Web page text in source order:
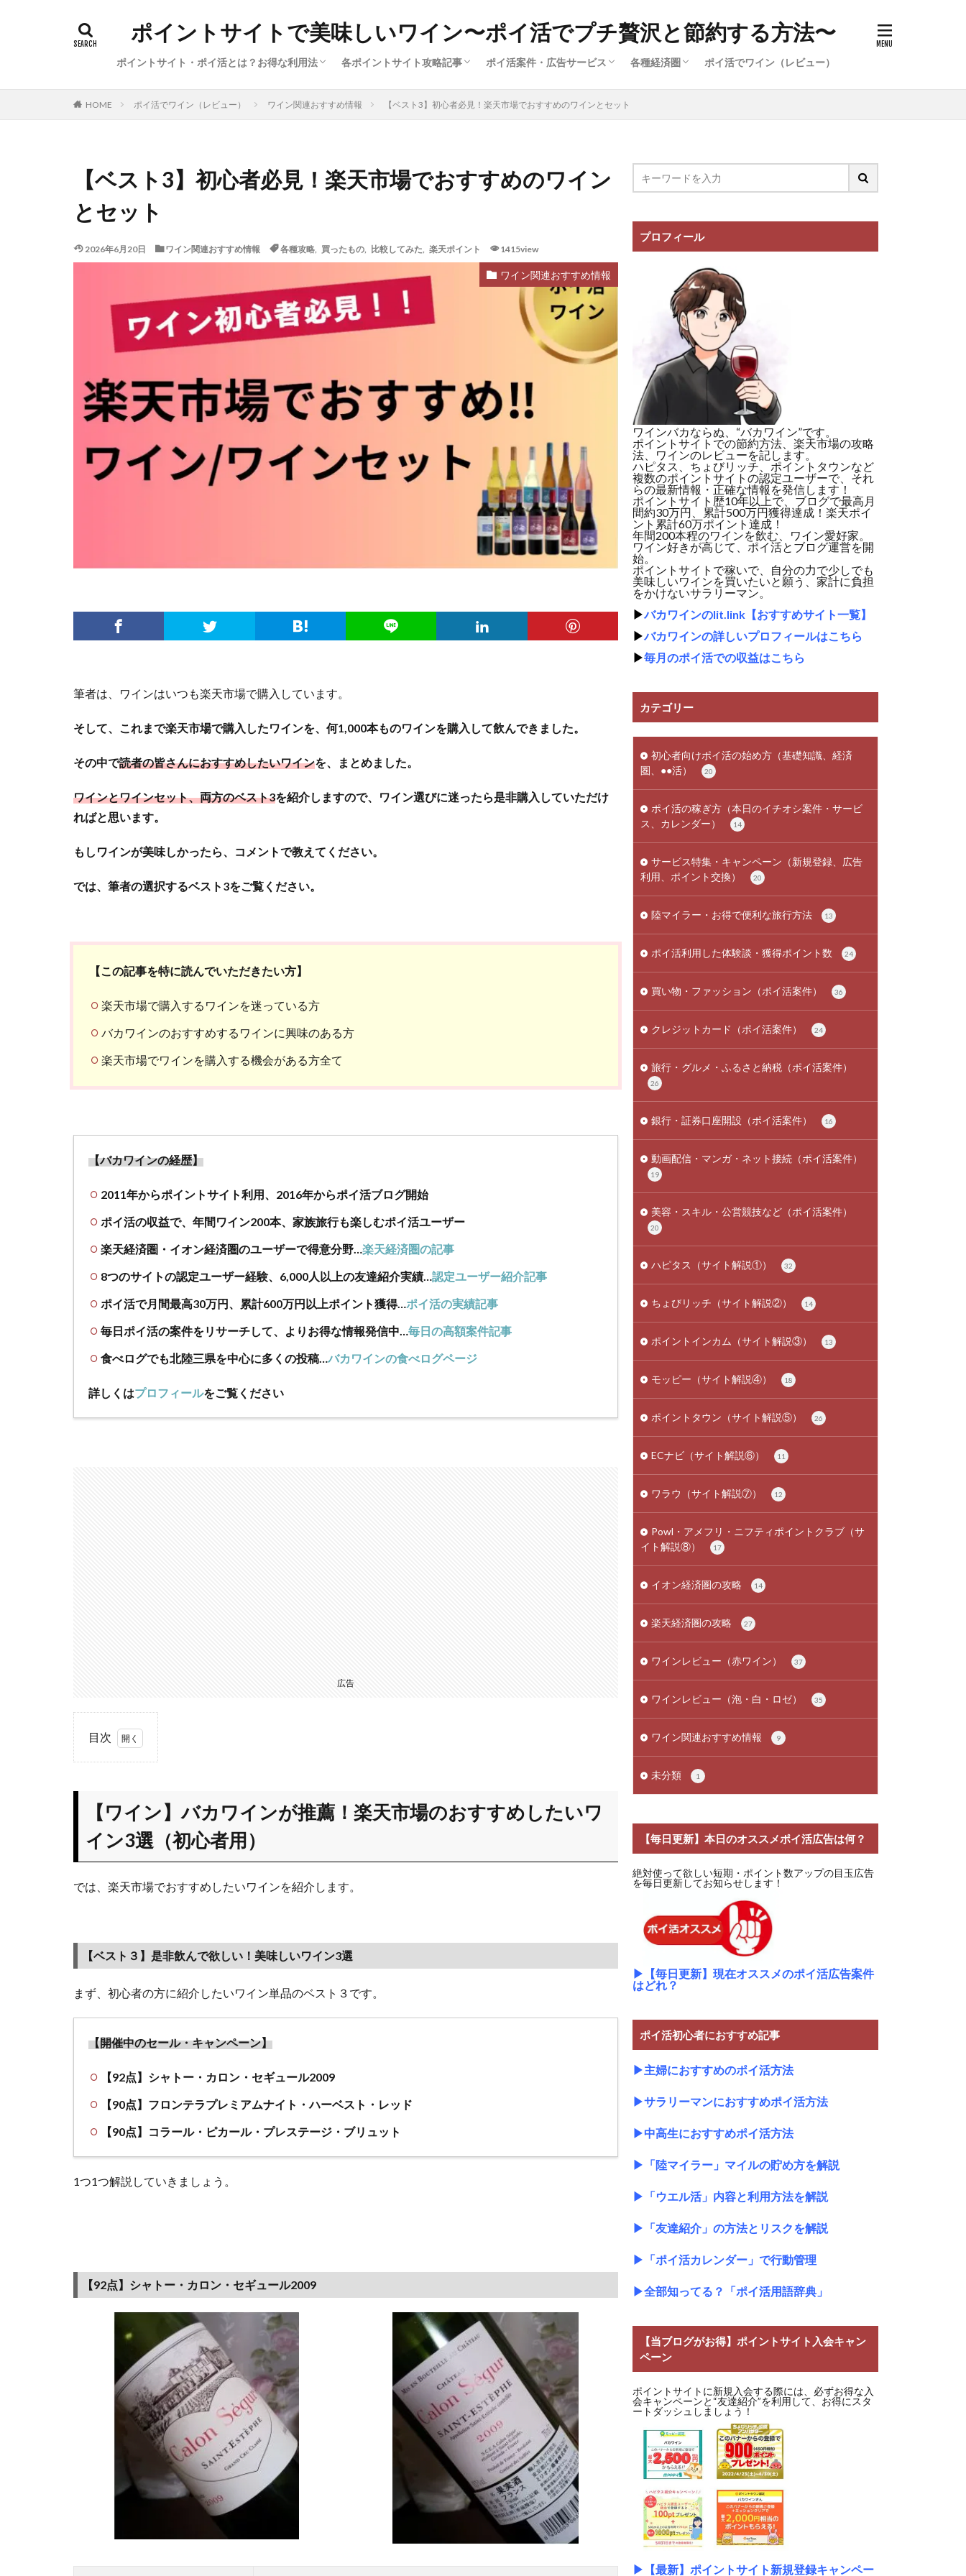
ポイントサイトで美味しいワイン〜ポイ活でプチ贅沢と節約する方法〜
ポイントサイト・ポイ活とは？お得な利用法
初心者向けポイ活の始め方（基礎知識、経済
ポイ活の稼ぎ方（本日のイチオシ案件・サー
サービス特集・キャンペーン（新規登録、広
陸マイラー・お得で便利な旅行方法
ポイ活利用した体験談・獲得ポイント数
各ポイントサイト攻略記事
ハピタス（サイト解説①）
ポイントインカム（サイト解説③）
ポイントタウン（サイト解説⑤）
ちょびリッチ（サイト解説②）
ECナビ（サイト解説⑥）
モッピー（サイト解説④）
ポイ活案件・広告サービス
クレジットカード（ポイ活案件）
買い物・ファッション（ポイ活案件）
旅行・グルメ・ふるさと納税（ポイ活案件）
動画配信・マンガ・ネット接続（ポイ活案
美容・スキル・公営競技など（ポイ活案件）
各種経済圏
イオン経済圏の攻略
楽天経済圏の攻略
ポイ活でワイン（レビュー）
HOME ポイ活でワイン（レビュー） ワイン関連おすすめ情報 【ベスト3】初心者必見！楽天市場でおすすめのワインとセット
【ベスト3】初心者必見！楽天市場でおすすめのワイン
とセット
2026年6月20日 ワイン関連おすすめ情報 各種攻略, 買ったもの, 比較してみた 楽天ポイント 1415view
ワイン関連おすすめ情報
筆者は、ワインはいつも楽天市場で購入しています。
そして、これまで楽天市場で購入したワインを、何1,000本ものワインを購入して飲んできました。
その中で読者の皆さんにおすすめしたいワインを、まとめました。
ワインとワインセット、両方のベスト3を紹介しますので、ワイン選びに迷ったら是非購入していただけ
ればと思います。
もしワインが美味しかったら、コメントで教えてください。
では、筆者の選択するベスト3をご覧ください。
【この記事を特に読んでいただきたい方】
楽天市場で購入するワインを迷っている方
バカワインのおすすめするワインに興味のある方
楽天市場でワインを購入する機会がある方全て
【バカワインの経歴】
2011年からポイントサイト利用、2016年からポイ活ブログ開始
ポイ活の収益で、年間ワイン200本、家族旅行も楽しむポイ活ユーザー
楽天経済圏・イオン経済圏のユーザーで得意分野…楽天経済圏の記事
8つのサイトの認定ユーザー経験、6,000人以上の友達紹介実績…認定ユーザー紹介記事
ポイ活で月間最高30万円、累計600万円以上ポイント獲得…ポイ活の実績記事
毎日ポイ活の案件をリサーチして、よりお得な情報発信中…毎日の高額案件記事
食べログでも北陸三県を中心に多くの投稿…バカワインの食べログページ
詳しくはプロフィールをご覧ください
広告
目次
ン】
ワイ
ンが
推
のお
すす
たい
ワイ
ン3
選
用）
1.1
３】
い！
美味
【92
【ワイン】バカワインが推薦！楽天市場のおすすめしたいワ
イン3選（初心者用）
では、楽天市場でおすすめしたいワインを紹介します。
【ベスト３】是非飲んで欲しい！美味しいワイン3選
まず、初心者の方に紹介したいワイン単品のベスト３です。
【開催中のセール・キャンペーン】
【92点】シャトー・カロン・セギュール2009
【90点】フロンテラプレミアムナイト・ハーベスト・レッド
【90点】コラール・ピカール・プレステージ・ブリュット
1つ1つ解説していきましょう。
【92点】シャトー・カロン・セギュール2009
プロフィール
ワインバカならぬ、“バカワイン”です。
ポイントサイトでの節約方法、楽天市場の攻略
法、ワインのレビューを記します。
ハピタス、ちょびリッチ、ポイントタウンなど
複数のポイントサイトの認定ユーザーで、それ
らの最新情報・正確な情報を発信します！
ポイントサイト歴10年以上で、ブログで最高月
間約30万円、累計500万円獲得達成！楽天ポイ
ント累計60万ポイント達成！
年間200本程のワインを飲む、ワイン愛好家。
ワイン好きが高じて、ポイ活とブログ運営を開
始。
ポイントサイトで稼いで、自分の力で少しでも
美味しいワインを買いたいと願う、家計に負担
をかけないサラリーマン。
▶バカワインのlit.link【おすすめサイト一覧】
▶バカワインの詳しいプロフィールはこちら
▶毎月のポイ活での収益はこちら
カテゴリー
初心者向けポイ活の始め方（基礎知識、経済
圏、●●活）
20
ポイ活の稼ぎ方（本日のイチオシ案件・サービ
ス、カレンダー）
14
サービス特集・キャンペーン（新規登録、広告
利用、ポイント交換）
20
陸マイラー・お得で便利な旅行方法 13
ポイ活利用した体験談・獲得ポイント数 24
買い物・ファッション（ポイ活案件） 36
クレジットカード（ポイ活案件） 24
旅行・グルメ・ふるさと納税（ポイ活案件）
26
銀行・証券口座開設（ポイ活案件） 16
動画配信・マンガ・ネット接続（ポイ活案件）
19
美容・スキル・公営競技など（ポイ活案件）
20
ハピタス（サイト解説①） 32
ちょびリッチ（サイト解説②） 14
ポイントインカム（サイト解説③） 13
モッピー（サイト解説④） 18
ポイントタウン（サイト解説⑤） 26
ECナビ（サイト解説⑥） 11
ワラウ（サイト解説⑦） 12
Powl・アメフリ・ニフティポイントクラブ（サ
イト解説⑧）
17
イオン経済圏の攻略 14
楽天経済圏の攻略 27
ワインレビュー（赤ワイン） 37
ワインレビュー（泡・白・ロゼ） 35
ワイン関連おすすめ情報 9
未分類 1
【毎日更新】本日のオススメポイ活広告は何？
絶対使って欲しい短期・ポイント数アップの目玉広告
を毎日更新してお知らせします！
▶
【毎日更新】現在オススメのポイ活広告案件
はどれ？
ポイ活初心者におすすめ記事
▶主婦におすすめのポイ活方法
▶サラリーマンにおすすめポイ活方法
▶中高生におすすめポイ活方法
▶ 「陸マイラー」マイルの貯め方を解説
▶ 「ウエル活」内容と利用方法を解説
▶ 「友達紹介」の方法とリスクを解説
▶ 「ポイ活カレンダー」で行動管理
▶全部知ってる？「ポイ活用語辞典」
【当ブログがお得】ポイントサイト入会キャン
ペーン
ポイントサイトに新規入会する際には、必ずお得な入
会キャンペーンと“友達紹介”を利用して、お得にスタ
ートダッシュしましょう！
▶
【最新】ポイントサイト新規登録キャンペー